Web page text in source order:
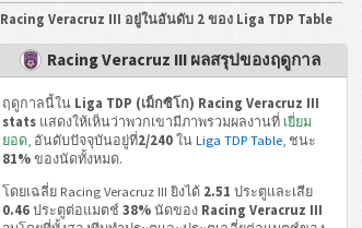
Michoacana
Racing Veracruz III อยู่ในอันดับ 2 ของ Liga TDP Table
Racing Veracruz III ผลสรุปของฤดูกาล
ฤดูกาลนี้ใน Liga TDP (เม็กซิโก) Racing Veracruz III
statsแสดงให้เห็นว่าพวกเขามีภาพรวมผลงานที่ เยี่ยม
ยอด, อันดับปัจจุบันอยู่ที่2/240ใน Liga TDP Table, ชนะ
81%ของนัดทั้งหมด.
โดยเฉลี่ย Racing Veracruz III ยิงได้ 2.51 ประตูและเสีย
0.46ประตูต่อแมตช์ 38%นัดของ Racing Veracruz III